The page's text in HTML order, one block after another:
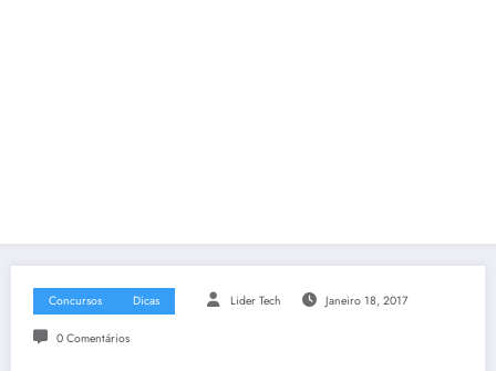
Concursos Dicas Lider Tech Janeiro 18, 2017
0 Comentários